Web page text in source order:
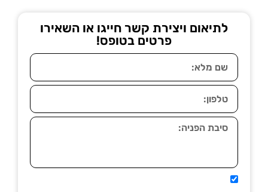
לתיאום ויצירת קשר חייגו או השאירו
פרטים בטופס!